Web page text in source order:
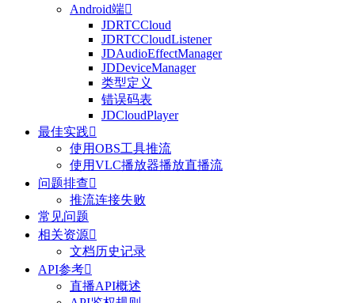
Android端
JDRTCCloud
JDRTCCloudListener
JDAudioEffectManager
JDDeviceManager
类型定义
错误码表
JDCloudPlayer
最佳实践
使用OBS工具推流
使用VLC播放器播放直播流
问题排查
推流连接失败
常见问题
相关资源
文档历史记录
API参考
直播API概述